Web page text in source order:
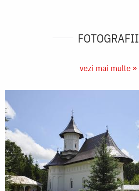
FOTOGRAFII
vezi mai multe »